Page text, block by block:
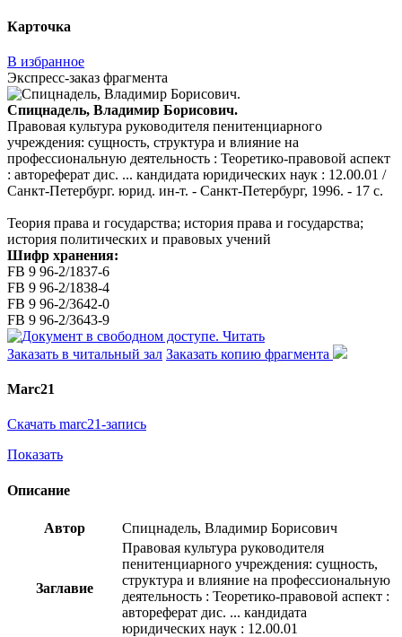
Карточка
В избранное
Экспресс-заказ фрагмента
Спицнадель, Владимир Борисович.
Правовая культура руководителя пенитенциарного
учреждения: сущность, структура и влияние на
профессиональную деятельность : Теоретико-правовой аспект
: автореферат дис. ... кандидата юридических наук : 12.00.01 /
Санкт-Петербург. юрид. ин-т. - Санкт-Петербург, 1996. - 17 с.
Теория права и государства; история права и государства;
история политических и правовых учений
Шифр хранения:
FB 9 96-2/1837-6
FB 9 96-2/1838-4
FB 9 96-2/3642-0
FB 9 96-2/3643-9
Читать
Заказать в читальный зал Заказать копию фрагмента
Marc21
Скачать marc21-запись
Показать
Описание
Автор Спицнадель, Владимир Борисович
Заглавие
Правовая культура руководителя
пенитенциарного учреждения: сущность,
структура и влияние на профессиональную
деятельность : Теоретико-правовой аспект :
автореферат дис. ... кандидата
юридических наук : 12.00.01